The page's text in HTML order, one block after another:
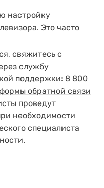
настройку
Это часто
свяжитесь с
службу
поддержки: 8 800
обратной связи
проведут
необходимости
специалиста